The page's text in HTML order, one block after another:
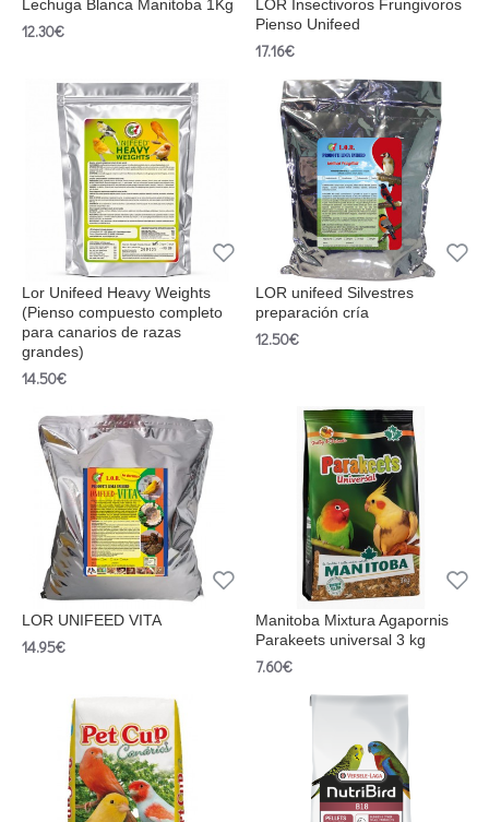
Lechuga Blanca Manitoba 1Kg
12.30€
LOR Insectivoros Frungivoros
Pienso Unifeed
17.16€
Lor Unifeed Heavy Weights
(Pienso compuesto completo
para canarios de razas
grandes)
14.50€
LOR unifeed Silvestres
preparación cría
12.50€
LOR UNIFEED VITA
14.95€
Manitoba Mixtura Agapornis
Parakeets universal 3 kg
7.60€